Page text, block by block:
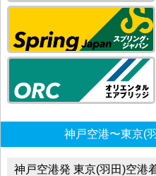
神戸空港〜東京(
神戸空港発 東京(羽田)空港